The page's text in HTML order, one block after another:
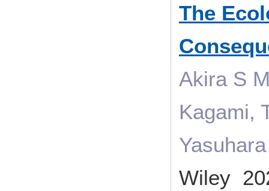
The
Akira S
Kagami,
Wiley